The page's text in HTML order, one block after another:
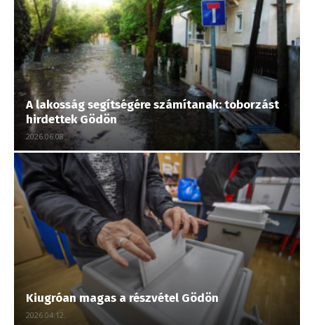
A lakosság segítségére számítanak: toborzást
hirdettek Gödön
2026.06.08.
Kiugróan magas a részvétel Gödön
2026.04.12.